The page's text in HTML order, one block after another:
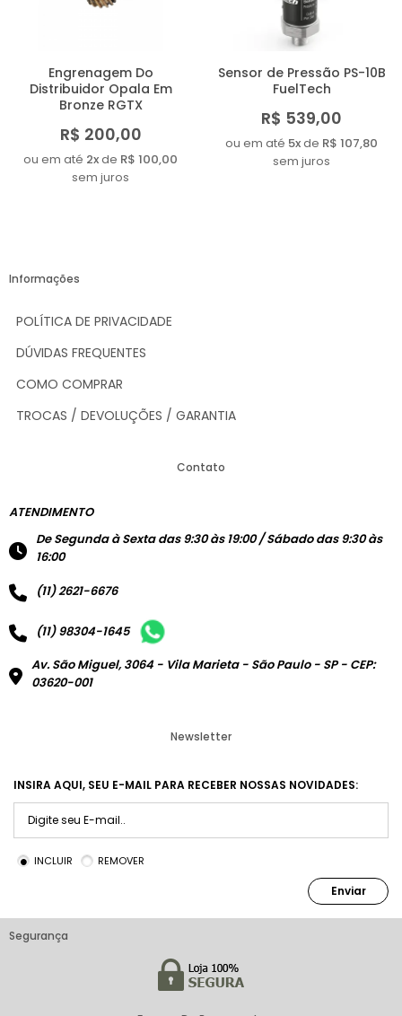
Engrenagem Do
Distribuidor Opala Em
Bronze RGTX
R$ 200,00
ou em até 2xde R$ 100,00
sem juros
Sensor de Pressão PS-10B
FuelTech
R$ 539,00
ou em até 5xde R$ 107,80
sem juros
Informações
POLÍTICA DE PRIVACIDADE
DÚVIDAS FREQUENTES
COMO COMPRAR
TROCAS / DEVOLUÇÕES / GARANTIA
Contato
ATENDIMENTO
De Segunda à Sexta das 9:30 às 19:00 / Sábado das 9:30 às
16:00
(11) 2621-6676
(11) 98304-1645
Av. São Miguel, 3064 - Vila Marieta - São Paulo - SP - CEP:
03620-001
Newsletter
INSIRA AQUI, SEU E-MAIL PARA RECEBER NOSSAS NOVIDADES:
INCLUIR REMOVER
Enviar
Segurança